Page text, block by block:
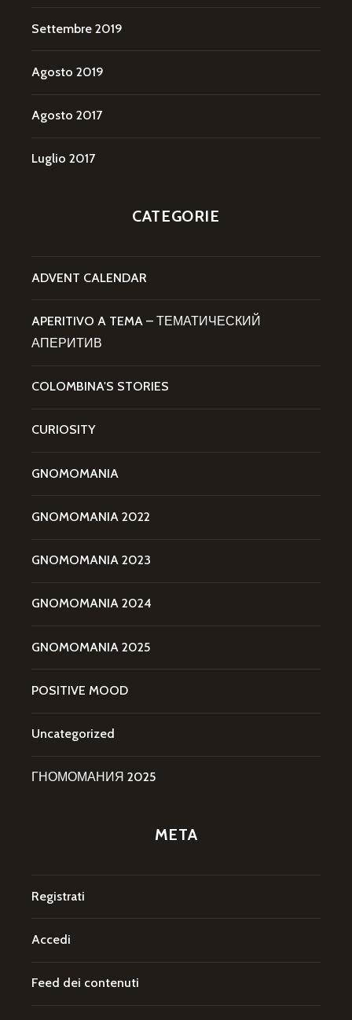
Settembre 2019
Agosto 2019
Agosto 2017
Luglio 2017
CATEGORIE
ADVENT CALENDAR
APERITIVO A TEMA – ТЕМАТИЧЕСКИЙ
АПЕРИТИВ
COLOMBINA'S STORIES
CURIOSITY
GNOMOMANIA
GNOMOMANIA 2022
GNOMOMANIA 2023
GNOMOMANIA 2024
GNOMOMANIA 2025
POSITIVE MOOD
Uncategorized
ГНОМОМАНИЯ 2025
META
Registrati
Accedi
Feed dei contenuti